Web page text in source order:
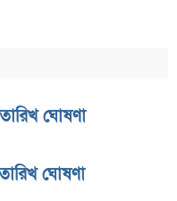
ঘোষণা
তারিখ ঘোষণা